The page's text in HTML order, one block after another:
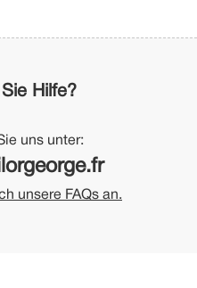
Hilfe?
uns unter:
unsere FAQs an.